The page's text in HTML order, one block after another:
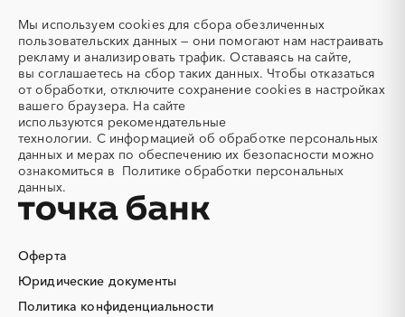
Акварель
Аквариумы
Аккумуляторы
Алкогольная продукция
Алмазное бурение
Алмазная резка
Алюминиевые
конструкции
Алюминий
Аммоний
Ангар
Антенны
Антискалант
Аппараты воздушного
Аренда автобусов
Аренда погрузчика
Аренда спецтехники с
Тамбовская область
Татарстан
Тверская область
Томская область
Тульская область
Тыва
Тюменская область
Удмуртская республика
Ульяновская область
Хабаровский край
Хакасия
Ханты-Мансийский
Автономный округ - Югра
Челябинская область
Чувашская республика
Ярославская область
Оферта
Юридические документы
Политика конфиденциальности
Мы используем cookies для сбора обезличенных
пользовательских данных — они помогают нам настраивать
рекламу и анализировать трафик. Оставаясь на сайте,
вы соглашаетесь на сбор таких данных. Чтобы отказаться
от обработки, отключите сохранение cookies в настройках
вашего браузера. На сайте
используются рекомендательные
технологии. С информацией об обработке персональных
данных и мерах по обеспечению их безопасности можно
ознакомиться в Политике обработки персональных
данных.